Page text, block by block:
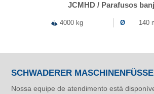
JCMHD / Parafusos
4000 kg Ø 140
SCHWADERER MASCHINENFÜSSE
Nossa equipe de atendimento está